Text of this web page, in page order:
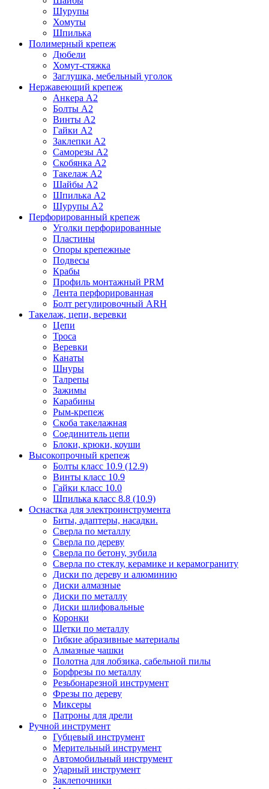
Шурупы
Хомуты
Шпилька
Полимерный крепеж
Дюбели
Хомут-стяжка
Заглушка, мебельный уголок
Нержавеющий крепеж
Анкера А2
Болты А2
Винты А2
Гайки А2
Заклепки А2
Саморезы А2
Скобянка А2
Такелаж А2
Шайбы А2
Шпилька А2
Шурупы А2
Перфорированный крепеж
Уголки перфорированные
Пластины
Опоры крепежные
Подвесы
Крабы
Профиль монтажный PRM
Лента перфорированная
Болт регулировочный ARH
Такелаж, цепи, веревки
Цепи
Троса
Веревки
Канаты
Шнуры
Талрепы
Зажимы
Карабины
Рым-крепеж
Скоба такелажная
Соединитель цепи
Блоки, крюки, коуши
Высокопрочный крепеж
Болты класс 10.9 (12.9)
Винты класс 10.9
Гайки класс 10.0
Шпилька класс 8.8 (10.9)
Оснастка для электроинструмента
Биты, адаптеры, насадки.
Сверла по металлу
Сверла по дереву
Сверла по бетону, зубила
Сверла по стеклу, керамике и керамограниту
Диски по дереву и алюминию
Диски алмазные
Диски по металлу
Диски шлифовальные
Коронки
Щетки по металлу
Гибкие абразивные материалы
Алмазные чашки
Полотна для лобзика, сабельной пилы
Борфрезы по металлу
Резьбонарезной инструмент
Фрезы по дереву
Миксеры
Патроны для дрели
Ручной инструмент
Губцевый инструмент
Мерительный инструмент
Автомобильный инструмент
Ударный инструмент
Заклепочники